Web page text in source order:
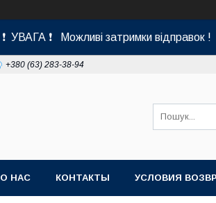
❗ УВАГА ❗ Можливі затримки відправок !
+380 (63) 283-38-94
О НАС КОНТАКТЫ УСЛОВИЯ